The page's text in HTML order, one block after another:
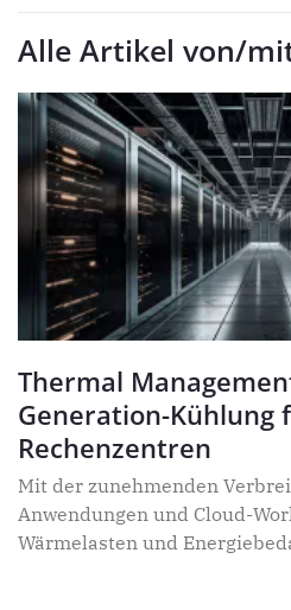
Alle Artikel von/
Thermal
Generation-Kühlung
Rechenzentren
Mit der zunehmenden
Anwendungen und Cloud-
Wärmelasten und